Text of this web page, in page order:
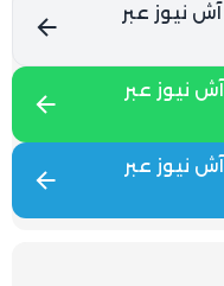
تابع آخر الأخبار من H-NEWS آش نيوز عبر
تابع آخر الأخبار من H-NEWS آش نيوز عبر
تابع آخر الأخبار من H-NEWS آش نيوز عبر